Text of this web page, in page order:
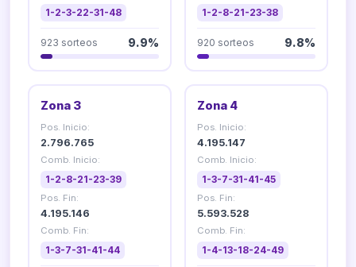
1-2-3-22-31-48
923 sorteos 9.9%
1-2-8-21-23-38
920 sorteos 9.8%
Zona 3
Pos. Inicio:
2.796.765
Comb. Inicio:
1-2-8-21-23-39
Pos. Fin:
4.195.146
Comb. Fin:
1-3-7-31-41-44
Zona 4
Pos. Inicio:
4.195.147
Comb. Inicio:
1-3-7-31-41-45
Pos. Fin:
5.593.528
Comb. Fin:
1-4-13-18-24-49